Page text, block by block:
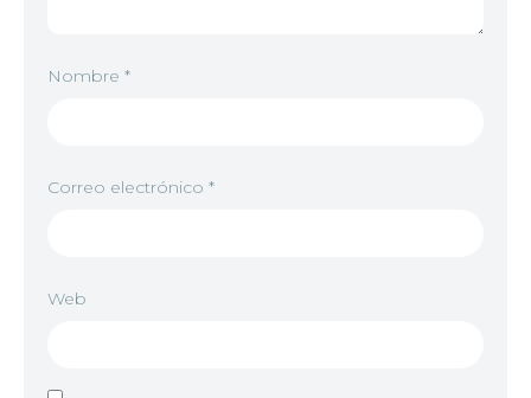
8 <img src="//image.tmdb.org/t/p/w92/
Nombre *
Correo electrónico *
Web